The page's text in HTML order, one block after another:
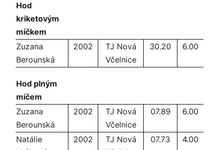
Hod
kriketovým
míčkem
Zuzana
Berounská
2002
TJ Nová
Včelnice
30.20 6.00
Hod plným
míčem
Zuzana
Berounská
2002
TJ Nová
Včelnice
07.89 6.00
Natálie
2002
TJ Nová
07.73 4.00